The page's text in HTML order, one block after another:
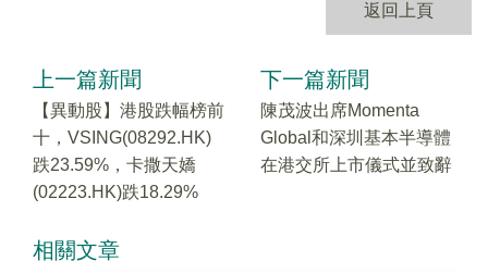
返回上頁
上一篇新聞
【異動股】港股跌幅榜前
十，VSING(08292.HK)
跌23.59%，卡撒天嬌
(02223.HK)跌18.29%
下一篇新聞
陳茂波出席Momenta
Global和深圳基本半導體
在港交所上市儀式並致辭
相關文章